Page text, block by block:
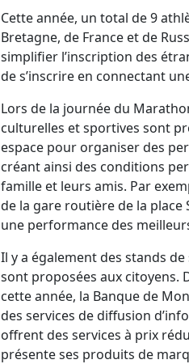
Cette année, un total de 9
Bretagne, de France et de
simplifier l’inscription des
de s’inscrire en connectant
Lors de la journée du
culturelles et sportives sont
espace pour organiser des
créant ainsi des conditions
famille et leurs amis. Par
de la gare routière de la place
une performance des
Il y a également des stands
sont proposées aux citoyens.
cette année, la Banque de
des services de diffusion
offrent des services à prix
présente ses produits de